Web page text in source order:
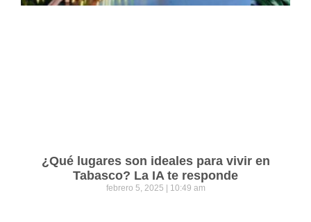
¿Qué lugares son ideales para vivir en
Tabasco? La IA te responde
febrero 5, 2025 10:49 am